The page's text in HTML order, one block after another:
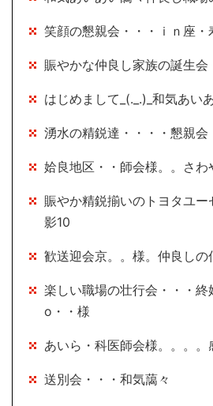
笑顔の懇親会・・・ｉｎ座・
賑やかな仲良し家族の誕生
はじめまして_(._.)_和気あい
湧水の精鋭達・・・・懇親会
姶良地区・・師会様。。さわ
賑やか精鋭揃いのトヨタユ
影10
歓送迎会京。。様。仲良しの
楽しい職場の壮行会・・・終
o・・様
あいら・科医師会様。。。
送別会・・・和気藹々